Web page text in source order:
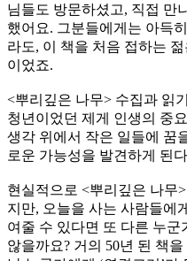
님들도 방문하셨고, 직접 만
했어요. 그분들에게는 아득
라도, 이 책을 처음 접하는
이었죠.
<뿌리깊은 나무> 수집과 읽
청년이었던 제게 인생의 중
생각 위에서 작은 일들에 꿈
로운 가능성을 발견하게 된
현실적으로 <뿌리깊은 나무
지만, 오늘을 사는 사람들에
여줄 수 있다면 또 다른 누군
않을까요? 거의 50년 된 책